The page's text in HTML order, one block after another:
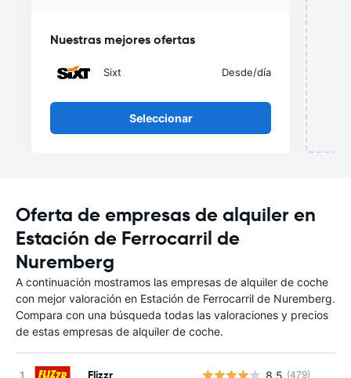
Nuestras mejores ofertas
Sixt Desde/día
Seleccionar
Oferta de empresas de alquiler en
Estación de Ferrocarril de
Nuremberg
A continuación mostramos las empresas de alquiler de coche
con mejor valoración en Estación de Ferrocarril de Nuremberg.
Compara con una búsqueda todas las valoraciones y precios
de estas empresas de alquiler de coche.
Flizzr 8.5 (479)